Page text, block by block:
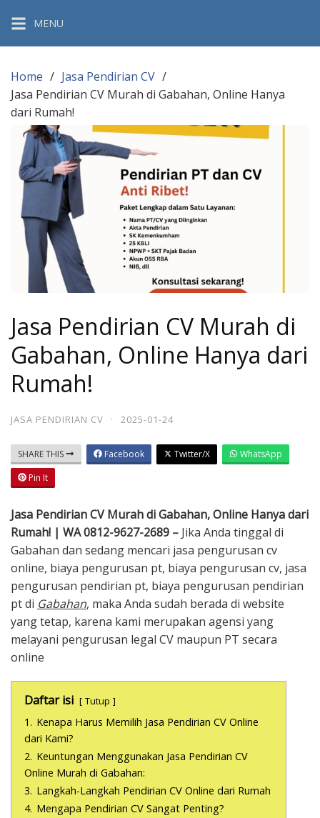
content
MENU
Home
Jasa Pendirian CV
Jasa Pendirian CV Murah di Gabahan, Online Hanya
dari Rumah!
Jasa Pendirian CV Murah di
Gabahan, Online Hanya dari
Rumah!
JASA PENDIRIAN CV · 2025-01-24
SHARE THIS Facebook Twitter/X
WhatsApp
Pin It
Jasa Pendirian CV Murah di Gabahan, Online Hanya dari
Rumah! | WA 0812-9627-2689 – Jika Anda tinggal di
Gabahan dan sedang mencari jasa pengurusan cv
online, biaya pengurusan pt, biaya pengurusan cv, jasa
pengurusan pendirian pt, biaya pengurusan pendirian
pt di Gabahan, maka Anda sudah berada di website
yang tetap, karena kami merupakan agensi yang
melayani pengurusan legal CV maupun PT secara
online
Daftar isi Tutup
1. Kenapa Harus Memilih Jasa Pendirian CV Online
dari Kami?
2. Keuntungan Menggunakan Jasa Pendirian CV
Online Murah di Gabahan:
3. Langkah-Langkah Pendirian CV Online dari Rumah
4. Mengapa Pendirian CV Sangat Penting?